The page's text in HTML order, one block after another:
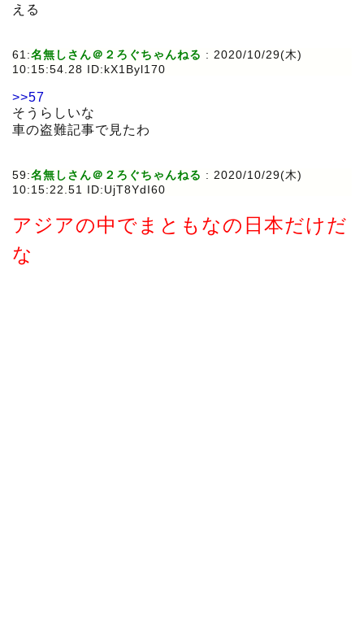
える
61:名無しさん＠２ろぐちゃんねる : 2020/10/29(木)
10:15:54.28 ID:kX1Byl170
>>57
そうらしいな
車の盗難記事で見たわ
59:名無しさん＠２ろぐちゃんねる : 2020/10/29(木)
10:15:22.51 ID:UjT8YdI60
アジアの中でまともなの日本だけだ
な